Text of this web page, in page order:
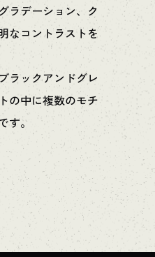
ラデーション、ク
なコントラストを
ラックアンドグレ
の中に複数のモチ
す。